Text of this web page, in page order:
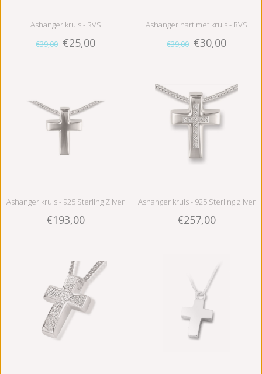
Ashanger kruis - RVS
€39,00 €25,00
Ashanger hart met kruis - RVS
€39,00 €30,00
Ashanger kruis - 925 Sterling Zilver
€193,00
Ashanger kruis - 925 Sterling zilver
met zirkonia
€257,00